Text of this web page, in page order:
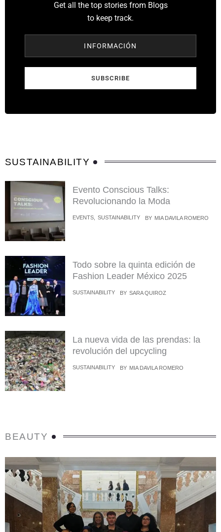
Get all the top stories from Blogs
to keep track.
INFORMACIÓN
SUBSCRIBE
SUSTAINABILITY
Evento Conscious Talks:
Revolucionando la Moda
EVENTS SUSTAINABILITY BY MIA DAVILA ROMERO
Todo sobre la quinta edición de
Fashion Leader México 2025
SUSTAINABILITY BY SARA QUIROZ
La nueva vida de las prendas: la
revolución del upcycling
SUSTAINABILITY BY MIA DAVILA ROMERO
BEAUTY